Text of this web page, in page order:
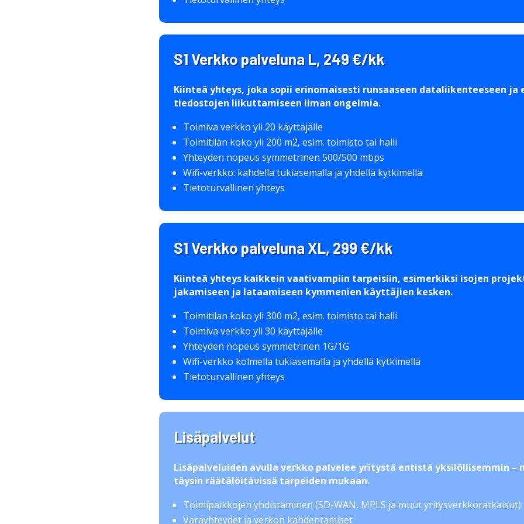
S1 Verkko palveluna L, 249 €/kk
Kiinteä yhteys, joka sopii erinomaisesti runsaaseen dataliikenteeseen ja
tiedostojen liikuttamiseen ilman ongelmia.
Toimiva verkko yli 20 käyttäjälle
Toimitilan koko yli 200 m2, esim. toimisto tai halli
Yhteyden nopeus symmetrinen 500/500 mbps
Wifi-verkko: kahdella tukiasemalla ja yhdellä kytkimellä
Tietoturvallinen yhteys
S1 Verkko palveluna XL, 299 €/kk
Kiinteä yhteys kaikkein vaativampiin tarpeisiin, esimerkiksi isojen
jakamiseen ja lataamiseen kymmenien käyttäjien kesken.
Toimitilan koko yli 300 m2, esim. toimisto tai halli
Toimiva verkko yli 30 käyttäjälle
Yhteyden nopeus symmetrinen 1G/1G
Wifi-verkko kolmella tukiasemalla ja yhdellä kytkimellä
Tietoturvallinen yhteys
Lisäpalvelut
Lisäpalveluiden avulla verkko palvelee yritystä entistä yksilöllisemmin –
täysin räätälöitävissä tarpeiden mukaan.
Toimipaikkojen yhdistäminen (SD-WAN, MPLS ja muut yritysverkkoratkaisut)
Varayhteydet ja verkon kahdentamiset